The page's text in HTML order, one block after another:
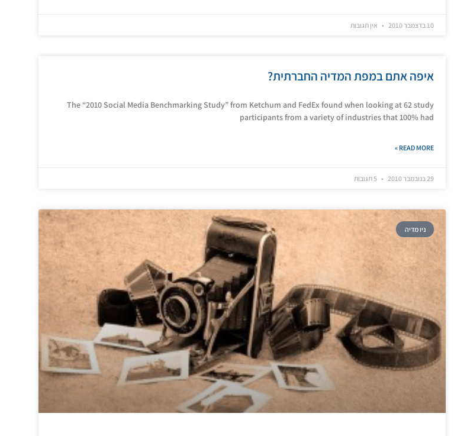
10 בדצמבר 2010 אין תגובות
איפה אתם במפת המדיה החברתית?
The “2010 Social Media Benchmarking Study” from Ketchum and FedEx found when looking at 62 study
participants from a variety of industries that 100% had
READ MORE »
29 בנובמבר 2010
ניו מדיה